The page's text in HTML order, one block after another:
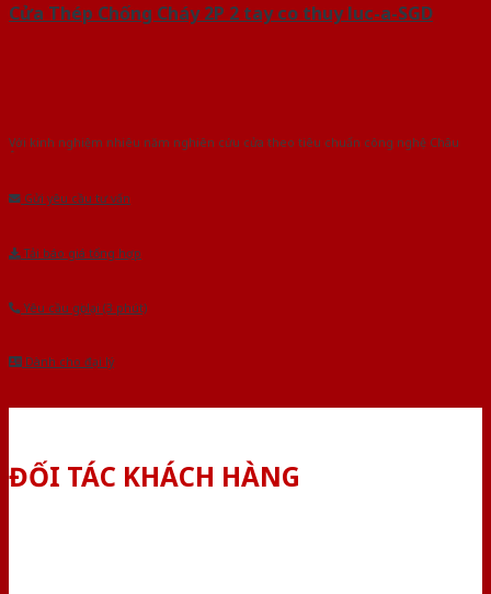
Cửa Thép Chống Cháy 2P 2 tay co thuy luc-a-SGD
Với kinh nghiệm nhiêu năm nghiên cứu cửa theo tiêu chuẩn công nghệ Châu
Gửi yêu cầu tư vấn
Tải báo giá tổng hợp
Yêu cầu gọi lại (3 phút)
Dành cho đại lý
ĐỐI TÁC KHÁCH HÀNG